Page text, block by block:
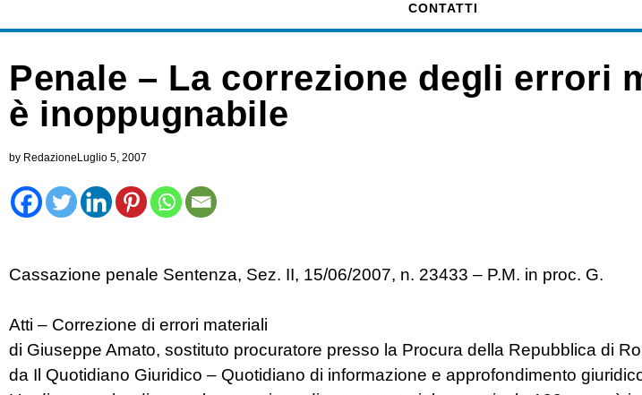
CONTATTI
Penale – La correzione degli errori
è inoppugnabile
by Redazione Luglio 5, 2007
Cassazione penale Sentenza, Sez. II, 15/06/2007, n. 23433 – P.M. in proc. G.
Atti – Correzione di errori materiali
di Giuseppe Amato, sostituto procuratore presso la Procura della Repubblica di
da Il Quotidiano Giuridico – Quotidiano di informazione e approfondimento